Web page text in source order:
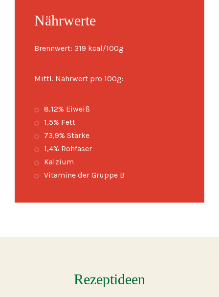
Nährwerte
Brennwert: 319 kcal/100g
Mittl. Nährwert pro 100g:
8,12% Eiweiß
1,5% Fett
73,9% Stärke
1,4% Rohfaser
Kalzium
Vitamine der Gruppe B
Rezeptideen